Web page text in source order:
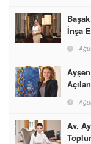
İnşa
Av.